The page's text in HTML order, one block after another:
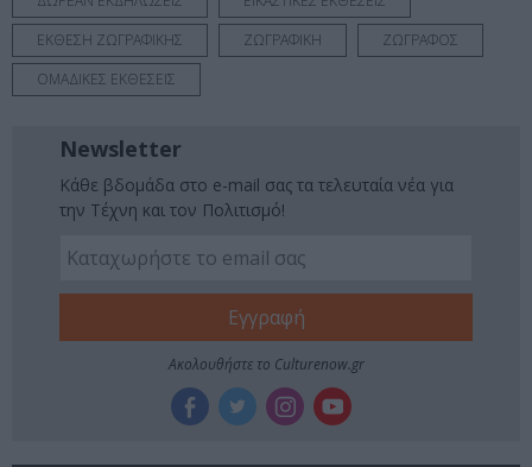
ΕΚΘΕΣΗ ΖΩΓΡΑΦΙΚΗΣ
ΖΩΓΡΑΦΙΚΗ
ΖΩΓΡΑΦΟΣ
ΟΜΑΔΙΚΕΣ ΕΚΘΕΣΕΙΣ
Newsletter
Κάθε βδομάδα στο e-mail σας τα τελευταία νέα για
την Τέχνη και τον Πολιτισμό!
Ακολουθήστε το Culturenow.gr